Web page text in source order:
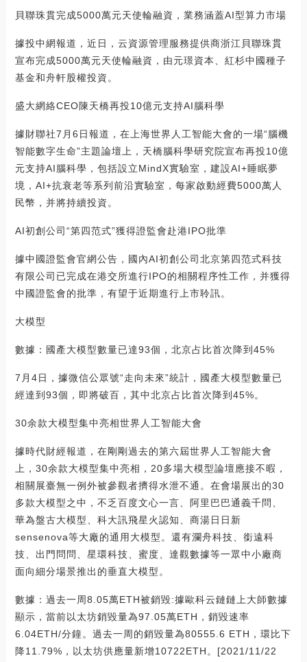
貝聯珠貫完成5000萬元天使輪融資，業務涵蓋AI型算力市場
據投中網報道，近日，云資源管理服務提供商浙江貝聯珠貫
宣布完成5000萬元天使輪融資，由元璟資本、紅杉中國種子
基金和舟軒股權投資。
盛大網絡CEO陳天橋再投10億元支持AI腦科學
據財聯社7月6日報道，在上海世界人工智能大會的一場“腦機
智能數字生命”主題論壇上，天橋腦科學研究院宣布再投10億
元支持AI腦科學，包括設立MindX實驗室，建設AI+睡眠夢
境，AI+抗衰老等系列前沿實驗室，每家啟動經費5000萬人
民幣，并將持續投資。
AI初創公司“第四范式”獲得證監會赴港IPO批準
據中國證監會官網公告，國內AI初創公司北京第四范式科技
有限公司已完成在港交所進行IPO的相關程序性工作，并獲得
中國證監會的批準，有望于近期進行上市聆訊。
大模型
數據：國產大模型數量已達93個，北京占比首次降到45%
7月4日，據微信公眾號“走向未來”統計，國產大模型數量已
經達到93個，即將破百，其中北京占比首次降到45%。
30余款大模型集中亮相世界人工智能大會
據時代財經報道，在剛剛過去的第六屆世界人工智能大會
上，30余款大模型集中亮相，20多場大模型論壇應接不暇，
相關展臺無一例外被參觀者擠得水泄不通。在會場展出的30
多款大模型之中，不乏百度文心一言、阿里巴巴通義千問、
華為盤古大模型、科大訊飛星火認知、商湯日日新
sensenova等大廠的通用大模型。還有瀾舟科技、銜遠科
技、出門問問、星環科技、蜜度、達觀數據等一眾中小廠商
面向細分場景推出的垂直大模型。
數據：過去一周8.05萬ETH被銷毀:據歐科云鏈鏈上大師數據
顯示，當前以太坊銷毀量為97.05萬ETH，銷毀速率
6.04ETH/分鐘。過去一周的銷毀量為80555.6 ETH，環比下
降11.79%，以太坊供應量新增10722ETH。[2021/11/22